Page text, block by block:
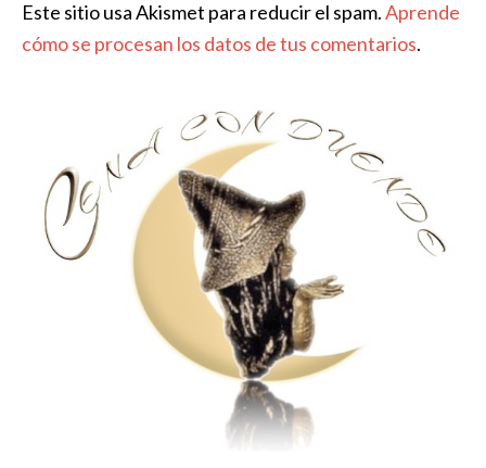
Este sitio usa Akismet para reducir el spam.Aprende
cómo se procesan los datos de tus comentarios.